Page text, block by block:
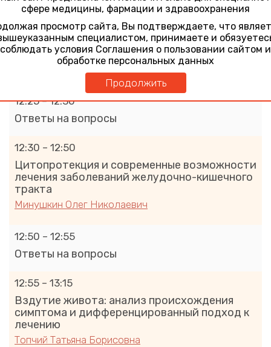
12:05 – 12:25
Опыт применения метабиотиков при
некоторых функциональных заболеваниях
кишечника
Масловский Леонид Витальевич
12:25 – 12:30
Ответы на вопросы
12:30 – 12:50
Цитопротекция и современные возможности
лечения заболеваний желудочно-кишечного
тракта
Минушкин Олег Николаевич
12:50 – 12:55
Ответы на вопросы
12:55 – 13:15
Вздутие живота: анализ происхождения
симптома и дифференцированный подход к
лечению
Топчий Татьяна Борисовна
сфере медицины, фармации и здравоохранения
просмотр сайта, Вы подтверждаете, что
специалистом, принимаете и
соблюдать условия Соглашения о пользовании сайтом и
обработке персональных данных
Продолжить